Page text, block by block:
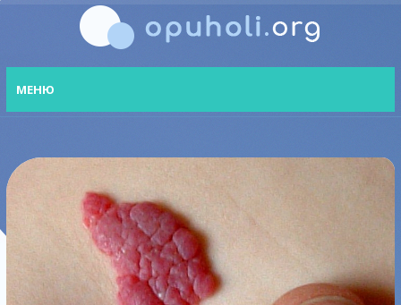
МЕНЮ